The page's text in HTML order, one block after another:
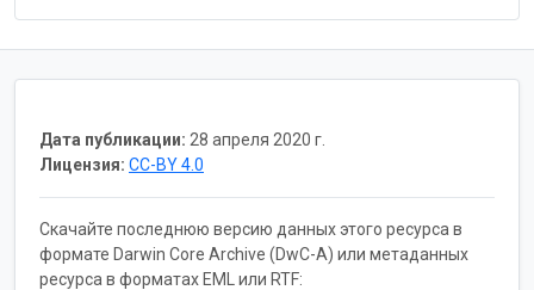
Дата публикации: 28 апреля 2020 г.
Лицензия: CC-BY 4.0
Скачайте последнюю версию данных этого ресурса в
формате Darwin Core Archive (DwC-A) или метаданных
ресурса в форматах EML или RTF: